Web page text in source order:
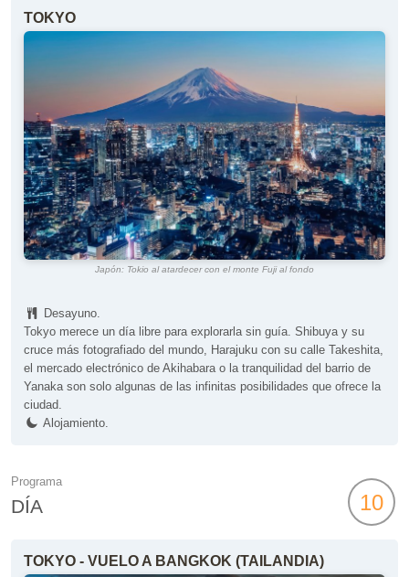
TOKYO
Japón: Tokio al atardecer con el monte Fuji al fondo
Desayuno.
Tokyo merece un día libre para explorarla sin guía. Shibuya y su
cruce más fotografiado del mundo, Harajuku con su calle Takeshita,
el mercado electrónico de Akihabara o la tranquilidad del barrio de
Yanaka son solo algunas de las infinitas posibilidades que ofrece la
ciudad.
Alojamiento.
Programa
DÍA 10
TOKYO - VUELO A BANGKOK (TAILANDIA)